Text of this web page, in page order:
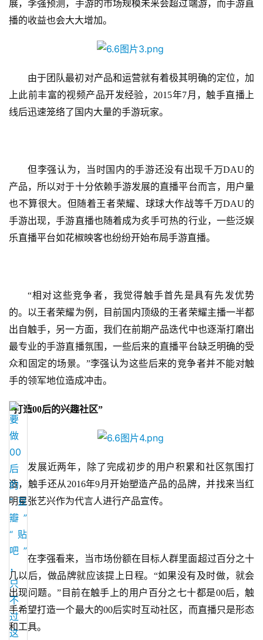
戏
2
十
三
届
金
茶
月
3
0
游
接
会
上
海
站
中
文
(
展，李强预测，手游的市场规模未来会超过端游，而手游直
播的收益也会大大增加。
由于团队最初对产品和运营就有着极其明确的定位，加
上此前丰富的视频产品开发经验， 2015年7月，触手直播上
线后迅速笼络了国内大量的手游玩家。
但李强认为，当时国内的手游还没有出现千万DAU的
产品，所以对于十分依赖手游发展的直播平台而言，用户量
也不算很大。但随着王者荣耀、球球大作战等千万DAU的
手游出现，手游直播也随着成为炙手可热的行业，一些泛娱
乐直播平台如花椒映客也纷纷开始布局手游直播。
“相对这些竞争者，我觉得触手首先是具有先发优势
的。以王者荣耀为例，目前国内顶级的王者荣耀主播一半都
出自触手，另一方面，我们在前期产品迭代中也逐渐打磨出
最专业的手游直播氛围，一些后来的直播平台缺乏明确的受
众和固定的场景。”李强认为这些后来的竞争者并不能对触
手的领军地位造成冲击。
“打造00后的兴趣社区”
发展近两年，除了完成初步的用户积累和社区氛围打
造，触手还从 2016年9月开始塑造产品的品牌，并找来当红
明星张艺兴作为代言人进行产品宣传。
在李强看来，当市场份额在目标人群里面超过百分之十
几以后，做品牌就应该提上日程。 “如果没有及时做，就会
出现问题。”目前在触手上的用户百分之七十都是00后，触
手希望打造一个最大的00后实时互动社区，而直播只是形态
和工具。